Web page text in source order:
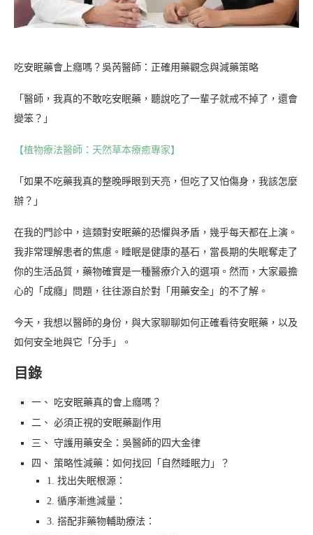
吃安眠藥會上癮嗎？吳芮醫師：正確用藥觀念與減藥策略
「醫師，我真的不敢吃安眠藥，聽說吃了一輩子就戒不掉了，還會
變笨？」
【植物療法醫師：天然草本療癒專家】
「如果不吃藥我真的整晚睜眼到天亮，但吃了又怕傷身，我該怎麼
辦？」
在我的門診中，這類對安眠藥的恐懼與矛盾，幾乎每天都在上演。
我非常理解患者的焦慮。睡眠是健康的基石，當長期的失眠奪走了
你的生活品質，藥物確實是一種醫療介入的選項。然而，大家最擔
心的「成癮」問題，往往源自於對「用藥安全」的不了解。
今天，我想以醫師的身份，與大家聊聊如何正確看待安眠藥，以及
如何安全地與它「分手」。
目錄
一、 吃安眠藥真的會上癮嗎？
二、 必須正視的安眠藥副作用
三、 守護用藥安全：吳醫師的四大金律
四、 策略性減藥：如何找回「自然睡眠力」？
1. 找出失眠根源：
2. 循序漸進減量：
3. 搭配非藥物輔助療法：